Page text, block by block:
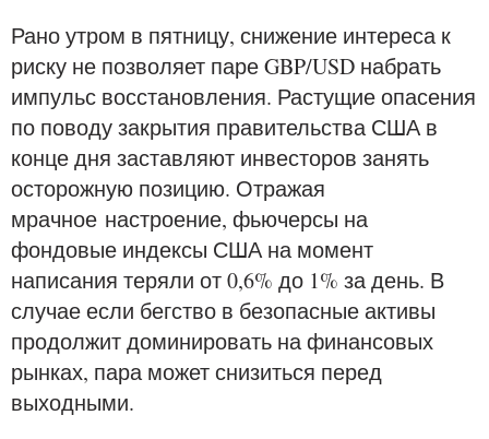
Рано утром в пятницу, снижение интереса к
риску не позволяет паре GBP/USD набрать
импульс восстановления. Растущие опасения
по поводу закрытия правительства США в
конце дня заставляют инвесторов занять
осторожную позицию. Отражая
мрачное настроение, фьючерсы на
фондовые индексы США на момент
написания теряли от 0,6% до 1% за день. В
случае если бегство в безопасные активы
продолжит доминировать на финансовых
рынках, пара может снизиться перед
выходными.